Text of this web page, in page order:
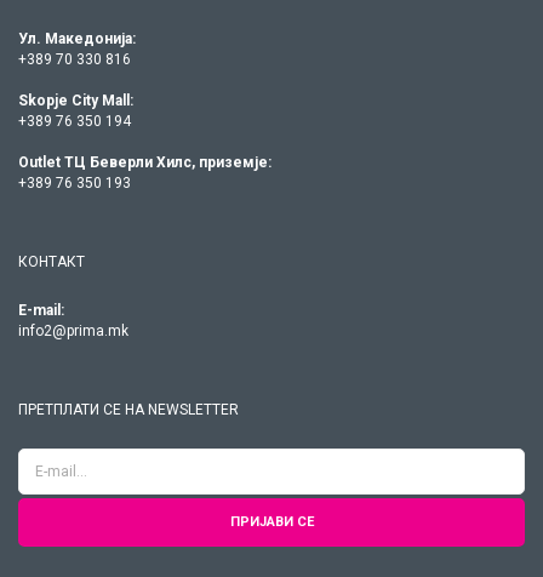
Ул. Македонија:
+389 70 330 816
Skopje City Mall:
+389 76 350 194
Outlet ТЦ Беверли Хилс, приземје:
+389 76 350 193
КОНТАКТ
E-mail:
info2@prima.mk
ПРЕТПЛАТИ СЕ НА NEWSLETTER
ПРИЈАВИ СЕ